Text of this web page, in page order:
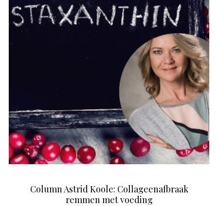
Column Astrid Koole: Collageenafbraak
remmen met voeding